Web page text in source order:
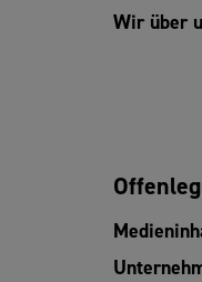
Wir über